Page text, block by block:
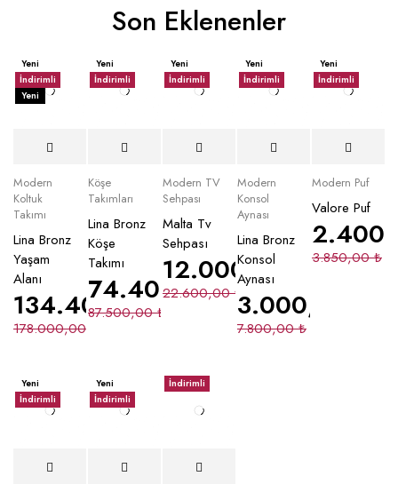
Son Eklenenler
Yeni
İndirimli
Yeni
Modern
Koltuk
Takımı
Lina Bronz
Yaşam
Alanı
178.000,00
134.400,00₺
Yeni
İndirimli
Köşe
Takımları
Lina Bronz
Köşe
Takımı
87.500,00₺
74.400,00₺
Yeni
İndirimli
Modern TV
Sehpası
Malta Tv
Sehpası
22.600,00₺
12.000,00
Yeni
İndirimli
Modern
Konsol
Aynası
Lina Bronz
Konsol
Aynası
7.800,00₺
3.000,00
Yeni
İndirimli
Modern Puf
Valore Puf
3.850,00₺
Yeni
İndirimli
Yeni
İndirimli
İndirimli